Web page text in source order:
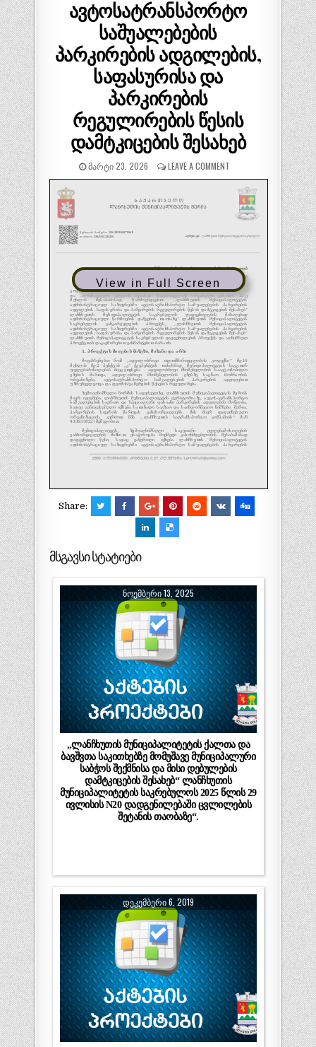
ავტოსატრანსპორტო
საშუალებების
პარკირების ადგილების,
საფასურისა და
პარკირების
რეგულირების წესის
დამტკიცების შესახებ
ᲛᲐᲠᲢᲘ 23, 2026 LEAVE A COMMENT
View in Full Screen
Share:
მსგავსი სტატიები
ᲜᲝᲔᲛᲑᲔᲠᲘ 13, 2025
„ლანჩხუთის მუნიციპალიტეტის ქალთა და
ბავშვთა საკითხებზე მომუშავე მუნიციპალური
საბჭოს შექმნისა და მისი დებულების
დამტკიცების შესახებ“ ლანჩხუთის
მუნიციპალიტეტის საკრებულოს 2025 წლის 29
ივლისის N20 დადგენილებაში ცვლილების
შეტანის თაობაზე“.
ᲓᲔᲙᲔᲛᲑᲔᲠᲘ 6, 2019